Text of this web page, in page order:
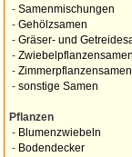
- Samenmischungen
- Gehölzsamen
- Gräser- und
- Zwiebelpflanzensamen
- Zimmerpflanzensamen
- sonstige Samen
Pflanzen
- Blumenzwiebeln
- Bodendecker